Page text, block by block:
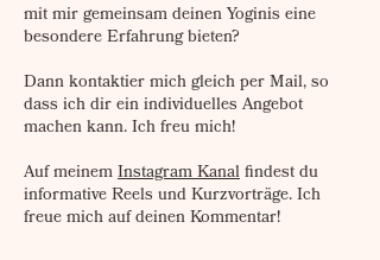
mit mir gemeinsam deinen Yoginis eine
besondere Erfahrung bieten?
Dann kontaktier mich gleich per Mail, so
dass ich dir ein individuelles Angebot
machen kann. Ich freu mich!
Auf meinem Instagram Kanal findest du
informative Reels und Kurzvorträge. Ich
freue mich auf deinen Kommentar!